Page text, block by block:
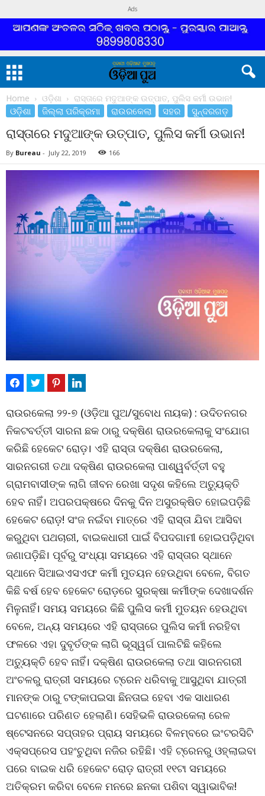
Ads
Home ଓଡ଼ିଶା ରାସ୍ତାରେ ମଦୁଆଙ୍କ ଉତ୍ପାତ, ପୁଲିସ କର୍ମୀ ଉଭାନ!
ଓଡ଼ିଶା ଜିଲ୍ଲା ପରିକ୍ରମା ରାଉରକେଲା ସହର ସୁନ୍ଦରଗଡ଼
ରାସ୍ତାରେ ମଦୁଆଙ୍କ ଉତ୍ପାତ, ପୁଲିସ କର୍ମୀ ଉଭାନ!
By Bureau - July 22, 2019 166
ରାଉରକେଲା ୨୨-୭ (ଓଡ଼ିଆ ପୁଅ/ସୁବୋଧ ନାୟକ) : ଉଦିତନଗର
ନିକଟବର୍ତ୍ତୀ ସାରନା ଛକ ଠାରୁ ଦକ୍ଷିଣ ରାଉରକେଲାକୁ ସଂଯୋଗ
କରିଛି ହେକେଟ ରୋଡ଼। ଏହି ରାସ୍ତା ଦକ୍ଷିଣ ରାଉରକେଲା,
ସାରନଗରୀ ତଥା ଦକ୍ଷିଣ ରାଉରକେଲା ପାଶ୍ୱର୍ବର୍ତ୍ତୀ ବହୁ
ଗ୍ରାମବାସୀଙ୍କ ଲାଗି ଜୀବନ ରେଖା ସଦୃଶ କହିଲେ ଅତ୍ୟୁକ୍ତି
ହେବ ନାହିଁ। ଅପରପକ୍ଷରେ ଦିନକୁ ଦିନ ଅସୁରକ୍ଷିତ ହୋଇପଡ଼ିଛି
ହେକେଟ ରୋଡ଼! ସଂଜ ନଇଁବା ମାତ୍ରେ ଏହି ରାସ୍ତା ଯିବା ଆସିବା
କରୁଥିବା ପଥଚାରୀ, ବାଇକଧାରୀ ପାଇଁ ବିପଦଗାମୀ ହୋଇପଡ଼ିଥିବା
ଜଣାପଡ଼ିଛି। ପୂର୍ବରୁ ସଂଧ୍ୟା ସମୟରେ ଏହି ରାସ୍ତାର ସ୍ଥାନେ
ସ୍ଥାନେ ସିଆଇଏସଏଫ କର୍ମୀ ମୁତୟନ ହେଉଥିବା ବେଳେ, ବିଗତ
କିଛି ବର୍ଷ ହେବ ହେକେଟ ରୋଡ଼ରେ ସୁରକ୍ଷା କର୍ମୀଙ୍କ ଦେଖାଦର୍ଶନ
ମିଳୁନାହିଁ। ସମୟ ସମୟରେ କିଛି ପୁଲିସ କର୍ମୀ ମୁତୟନ ହେଉଥିବା
ବେଳେ, ଅନ୍ୟ ସମୟରେ ଏହି ରାସ୍ତାରେ ପୁଲିସ କର୍ମୀ ନରହିବା
ଫଳରେ ଏହା ଦୁବୃର୍ତଙ୍କ ଲାଗି ଭୂସ୍ୱର୍ଗ ପାଲଟିଛି କହିଲେ
ଅତ୍ୟୁକ୍ତି ହେବ ନାହିଁ। ଦକ୍ଷିଣ ରାଉରକେଲା ତଥା ସାରନଗରୀ
ଅଂଚଳରୁ ରାତ୍ରୀ ସମୟରେ ଟ୍ରେନ ଧରିବାକୁ ଆସୁଥିବା ଯାତ୍ରୀ
ମାନଙ୍କ ଠାରୁ ଟଙ୍କାପଇସା ଛିନତାଇ ହେବା ଏକ ସାଧାରଣ
ଘଟଣାରେ ପରିଣତ ହେଲାଣି। ସେହିଭଳି ରାଉରକେଲା ରେଳ
ଷ୍ଟେସନରେ ସପ୍ତାହର ପ୍ରାୟ ସମୟରେ ବିଳମ୍ବରେ ଇଂଟରସିଟି
ଏକ୍ସପ୍ରେସ ପହଂଚୁଥିବା ନଜିର ରହିଛି। ଏହି ଟ୍ରେନରୁ ଓହ୍ଲାଇବା
ପରେ ବାଇକ ଧରି ହେକେଟ ରୋଡ଼ ରାତ୍ରୀ ୧୧ଟା ସମୟରେ
ଅତିକ୍ରମ କରିବା ବେଳେ ମନରେ ଛନକା ପଶିବା ସ୍ୱାଭାବିକ!